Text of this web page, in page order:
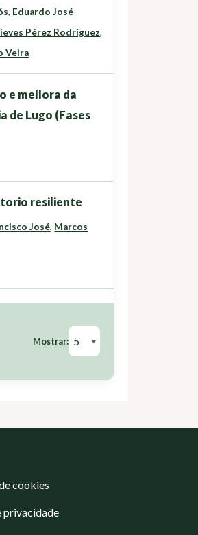
, Eduardo José
Pérez Rodríguez,
Veira
e mellora da
de Lugo (Fases
resiliente
José, Marcos
Mostrar:
cookies
privacidade